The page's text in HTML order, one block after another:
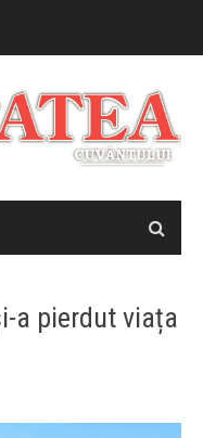
a pierdut viața